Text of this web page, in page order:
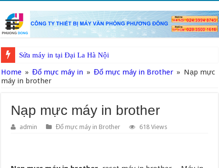
Sửa máy in tại Đại La Hà Nội
Home » Đổ mực máy in » Đổ mực máy in Brother » Nạp mực
máy in brother
Nạp mực máy in brother
admin Đổ mực máy in Brother 618 Views